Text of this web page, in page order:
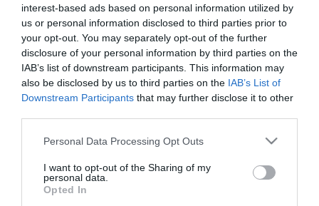
interest-based ads based on personal information utilized by
us or personal information disclosed to third parties prior to
your opt-out. You may separately opt-out of the further
disclosure of your personal information by third parties on the
IAB’s list of downstream participants. This information may
also be disclosed by us to third parties on the IAB’s List of
Downstream Participants that may further disclose it to other
Please note that this website/app uses one or more Google
not limited to your visit or usage behaviour. You may click to
grant or deny consent to Google and its third-party tags to
use your data for below specified purposes in below Google
Personal Data Processing Opt Outs
I want to opt-out of the Sharing of my
personal data.
Opted In